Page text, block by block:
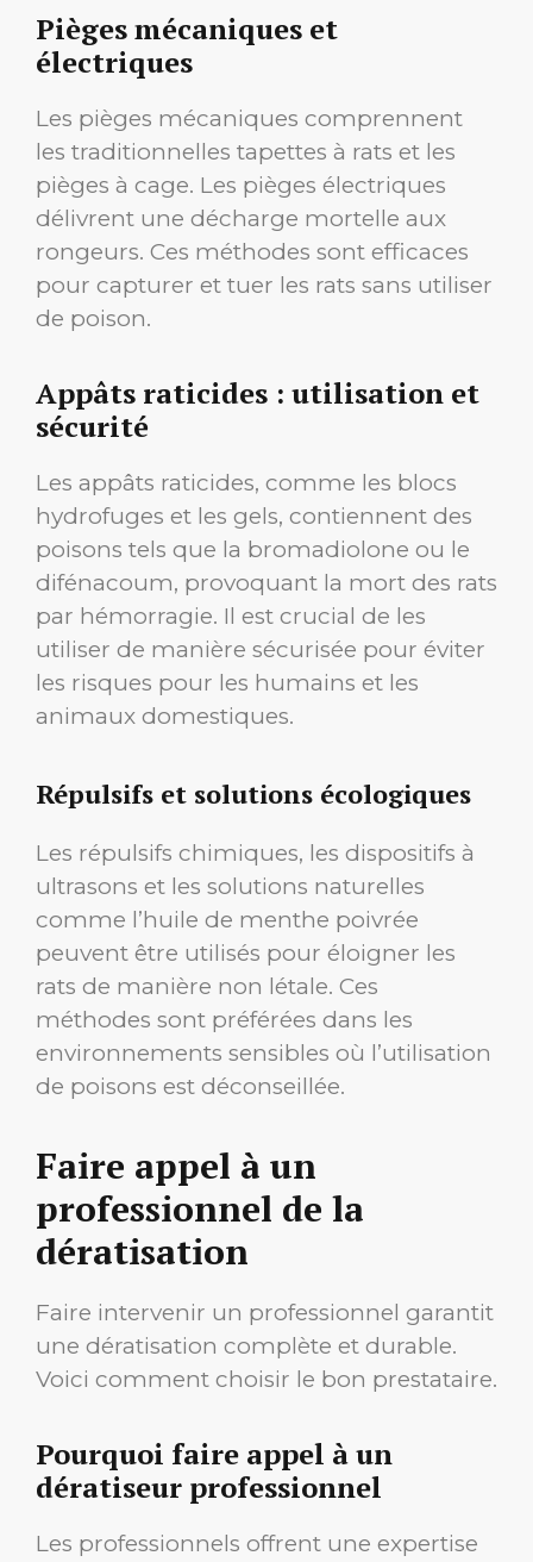
Pièges mécaniques et
électriques
Les pièges mécaniques comprennent
les traditionnelles tapettes à rats et les
pièges à cage. Les pièges électriques
délivrent une décharge mortelle aux
rongeurs. Ces méthodes sont efficaces
pour capturer et tuer les rats sans utiliser
de poison.
Appâts raticides : utilisation et
sécurité
Les appâts raticides, comme les blocs
hydrofuges et les gels, contiennent des
poisons tels que la bromadiolone ou le
difénacoum, provoquant la mort des rats
par hémorragie. Il est crucial de les
utiliser de manière sécurisée pour éviter
les risques pour les humains et les
animaux domestiques.
Répulsifs et solutions écologiques
Les répulsifs chimiques, les dispositifs à
ultrasons et les solutions naturelles
comme l’huile de menthe poivrée
peuvent être utilisés pour éloigner les
rats de manière non létale. Ces
méthodes sont préférées dans les
environnements sensibles où l’utilisation
de poisons est déconseillée.
Faire appel à un
professionnel de la
dératisation
Faire intervenir un professionnel garantit
une dératisation complète et durable.
Voici comment choisir le bon prestataire.
Pourquoi faire appel à un
dératiseur professionnel
Les professionnels offrent une expertise